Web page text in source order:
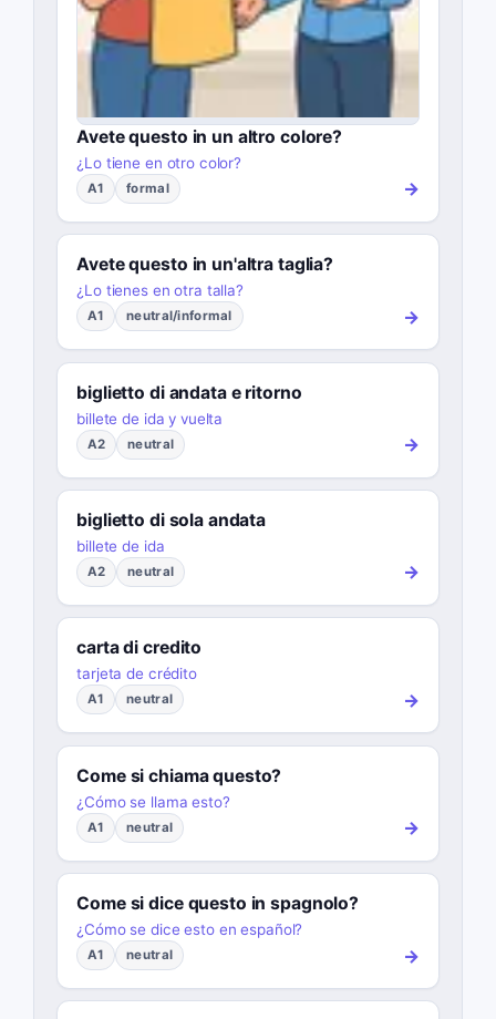
Avete questo in un altro colore?
¿Lo tiene en otro color?
A1 formal →
Avete questo in un'altra taglia?
¿Lo tienes en otra talla?
A1 neutral/informal →
biglietto di andata e ritorno
billete de ida y vuelta
A2 neutral →
biglietto di sola andata
billete de ida
A2 neutral →
carta di credito
tarjeta de crédito
A1 neutral →
Come si chiama questo?
¿Cómo se llama esto?
A1 neutral →
Come si dice questo in spagnolo?
¿Cómo se dice esto en español?
A1 neutral →